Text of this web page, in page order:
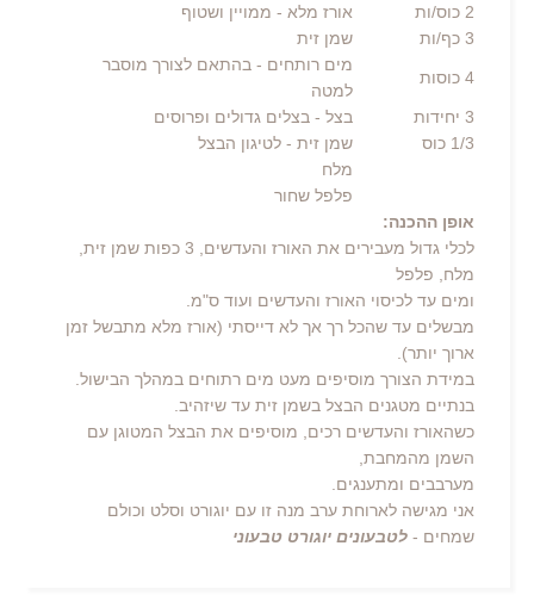
2 כוס/ות אורז מלא - ממויין ושטוף
3 כף/ות שמן זית
4 כוסות
מים רותחים - בהתאם לצורך מוסבר
למטה
3 יחידות בצל - בצלים גדולים ופרוסים
1/3 כוס
שמן זית - לטיגון הבצל
מלח
פלפל שחור
אופן ההכנה:
לכלי גדול מעבירים את האורז והעדשים, 3 כפות שמן זית,
מלח, פלפל
ומים עד לכיסוי האורז והעדשים ועוד ס"מ.
מבשלים עד שהכל רך אך לא דייסתי (אורז מלא מתבשל זמן
ארוך יותר).
במידת הצורך מוסיפים מעט מים רתוחים במהלך הבישול.
בנתיים מטגנים הבצל בשמן זית עד שיזהיב.
כשהאורז והעדשים רכים, מוסיפים את הבצל המטוגן עם
השמן מהמחבת,
מערבבים ומתענגים.
אני מגישה לארוחת ערב מנה זו עם יוגורט וסלט וכולם
שמחים - לטבעונים יוגורט טבעוני